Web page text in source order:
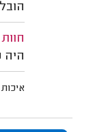
היה
איכות